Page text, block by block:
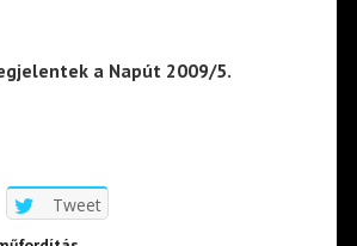
a Napút 2009/5.
Tweet